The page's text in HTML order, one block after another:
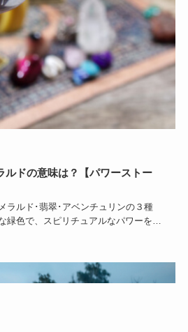
ルドの意味は？【パワーストー
ラルド･翡翠･アベンチュリンの３種
緑色で、スピリチュアルなパワーを秘